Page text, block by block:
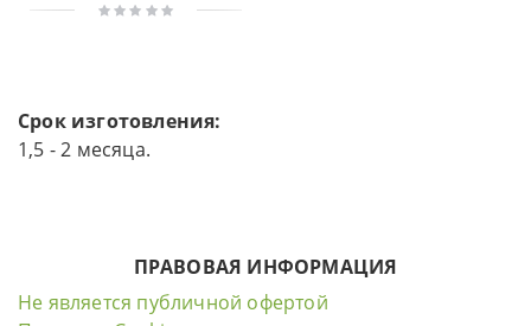
Срок изготовления:
1,5 - 2 месяца.
ПРАВОВАЯ ИНФОРМАЦИЯ
Не является публичной офертой